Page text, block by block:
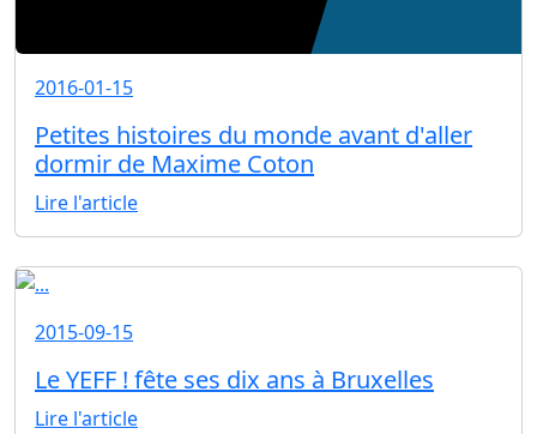
2016-01-15
Petites histoires du monde avant d'aller
dormir de Maxime Coton
Lire l'article
2015-09-15
Le YEFF ! fête ses dix ans à Bruxelles
Lire l'article